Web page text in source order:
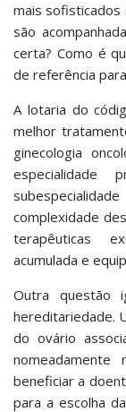
mais sofisticados
são
certa? Como é
de referência
A lotaria do
melhor
ginecologia
complexidade
terapêuticas
acumulada e
Outra questão
hereditariedade.
do ovário
beneficiar a
para a escolha